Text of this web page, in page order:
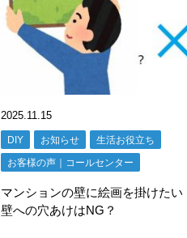
2025.11.15
DIY お知らせ 生活お役立ち
お客様の声｜コールセンター
マンションの壁に絵画を掛けたい
壁への穴あけはNG？